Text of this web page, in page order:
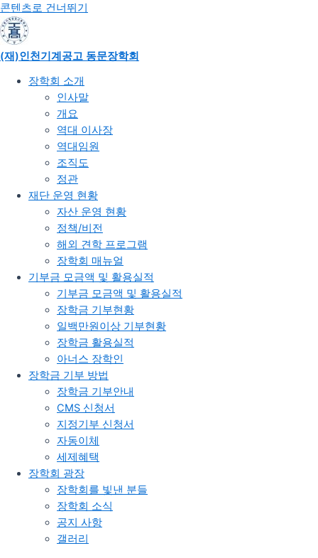
콘텐츠로 건너뛰기
(재)인천기계공고 동문장학회
장학회 소개
인사말
개요
역대 이사장
역대임원
조직도
정관​
재단 운영 현황
자산 운영 현황
정책/비전
해외 견학 프로그램
장학회 매뉴얼
기부금 모금액 및 활용실적
기부금 모금액 및 활용실적
장학금 기부현황
일백만원이상 기부현황
장학금 활용실적
아너스 장학인
장학금 기부 방법
장학금 기부안내​
CMS 신청서
지정기부 신청서
자동이체
세제혜택
장학회 광장
장학회를 빛낸 분들​
장학회 소식
공지 사항
갤러리